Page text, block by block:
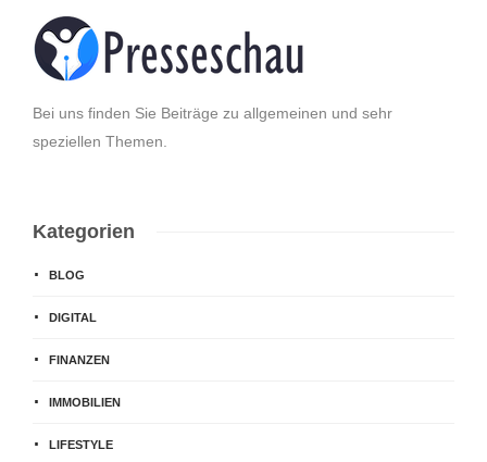
Bei uns finden Sie Beiträge zu allgemeinen und sehr
speziellen Themen.
Kategorien
BLOG
DIGITAL
FINANZEN
IMMOBILIEN
LIFESTYLE